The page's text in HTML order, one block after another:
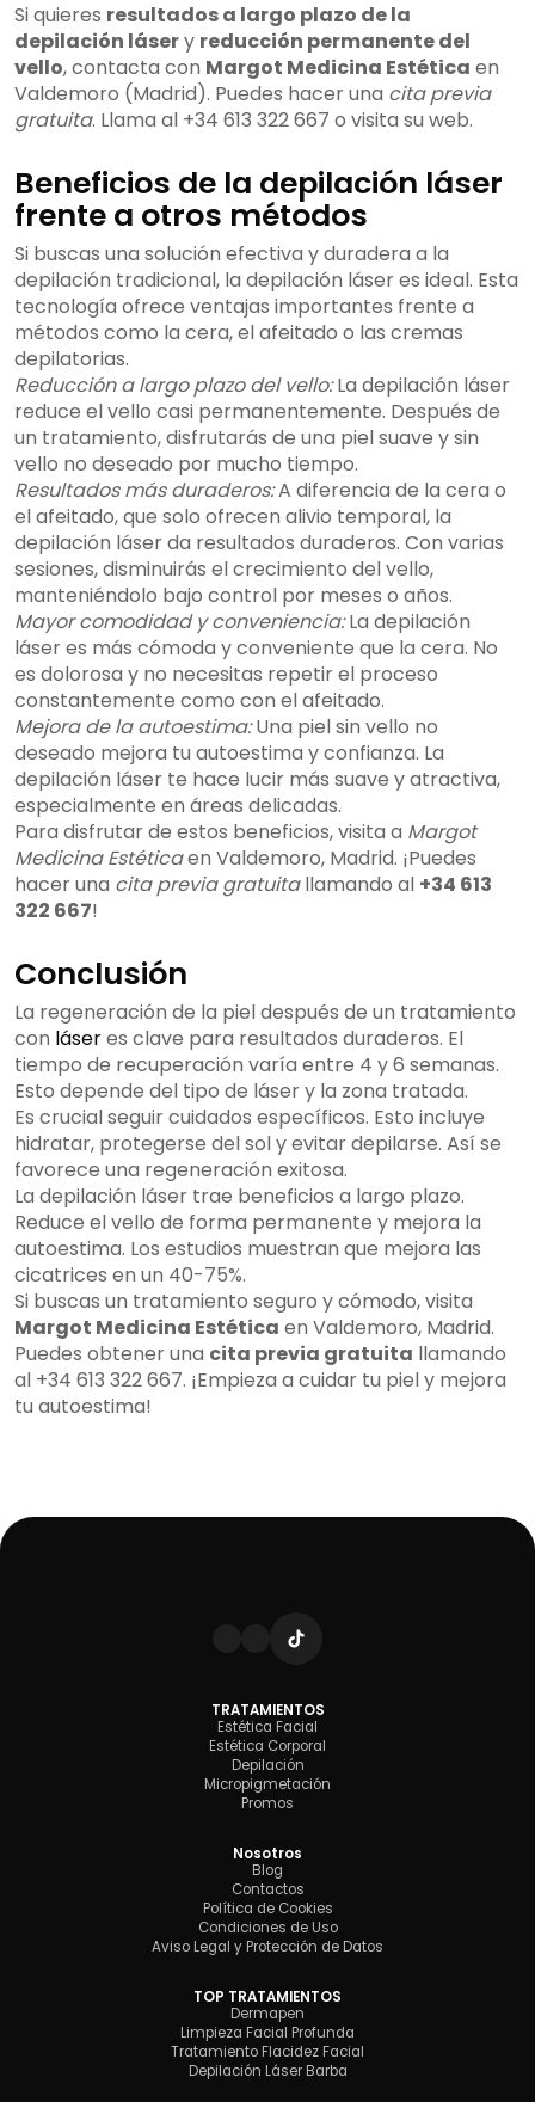
Si quieres resultados a largo plazo de la
depilación lásery reducción permanente del
vello, contacta con Margot Medicina Estética en
Valdemoro (Madrid). Puedes hacer una cita previa
gratuita. Llama al +34 613 322 667 o visita su web.
Beneficios de la depilación láser
frente a otros métodos
Si buscas una solución efectiva y duradera a la
depilación tradicional, la depilación láser es ideal. Esta
tecnología ofrece ventajas importantes frente a
métodos como la cera, el afeitado o las cremas
depilatorias.
Reducción a largo plazo del vello:La depilación láser
reduce el vello casi permanentemente. Después de
un tratamiento, disfrutarás de una piel suave y sin
vello no deseado por mucho tiempo.
Resultados más duraderos:A diferencia de la cera o
el afeitado, que solo ofrecen alivio temporal, la
depilación láser da resultados duraderos. Con varias
sesiones, disminuirás el crecimiento del vello,
manteniéndolo bajo control por meses o años.
Mayor comodidad y conveniencia:La depilación
láser es más cómoda y conveniente que la cera. No
es dolorosa y no necesitas repetir el proceso
constantemente como con el afeitado.
Mejora de la autoestima:Una piel sin vello no
deseado mejora tu autoestima y confianza. La
depilación láser te hace lucir más suave y atractiva,
especialmente en áreas delicadas.
Para disfrutar de estos beneficios, visita a Margot
Medicina Estéticaen Valdemoro, Madrid. ¡Puedes
hacer una cita previa gratuitallamando al +34 613
322 667!
Conclusión
La regeneración de la piel después de un tratamiento
con láseres clave para resultados duraderos. El
tiempo de recuperación varía entre 4 y 6 semanas.
Esto depende del tipo de láser y la zona tratada.
Es crucial seguir cuidados específicos. Esto incluye
hidratar, protegerse del sol y evitar depilarse. Así se
favorece una regeneración exitosa.
La depilación láser trae beneficios a largo plazo.
Reduce el vello de forma permanente y mejora la
autoestima. Los estudios muestran que mejora las
cicatrices en un 40-75%.
Si buscas un tratamiento seguro y cómodo, visita
Margot Medicina Estética en Valdemoro, Madrid.
Puedes obtener una cita previa gratuita llamando
al +34 613 322 667. ¡Empieza a cuidar tu piel y mejora
tu autoestima!
TRATAMIENTOS
Estética Facial
Estética Corporal
Depilación
Micropigmetación
Promos
Nosotros
Blog
Contactos
Política de Cookies
Condiciones de Uso
Aviso Legal y Protección de Datos
TOP TRATAMIENTOS
Dermapen
Limpieza Facial Profunda
Tratamiento Flacidez Facial
Depilación Láser Barba